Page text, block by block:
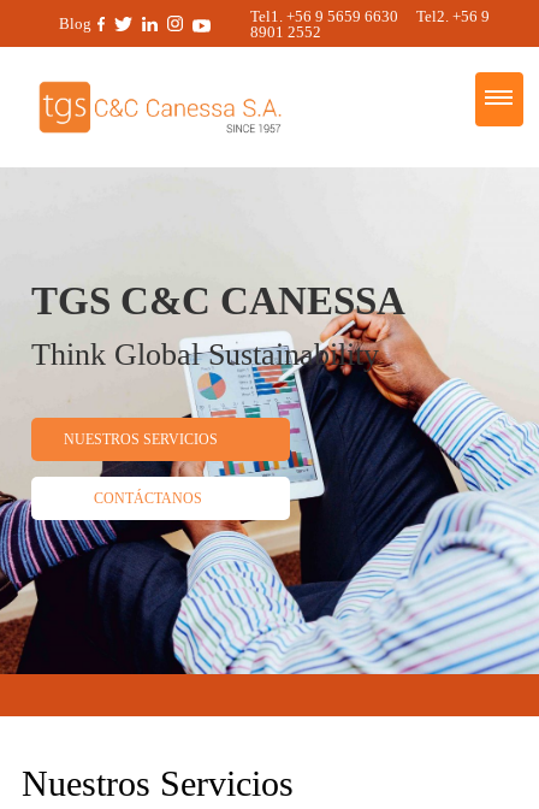
Blog
Tel1. +56 9 5659 6630 Tel2. +56 9
8901 2552
TGS C&C CANESSA
Think Global Sustainability
NUESTROS SERVICIOS
CONTÁCTANOS
Nuestros Servicios